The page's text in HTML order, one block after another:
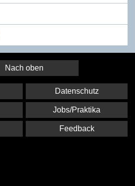
Nach oben
Datenschutz
Jobs/Praktika
Feedback